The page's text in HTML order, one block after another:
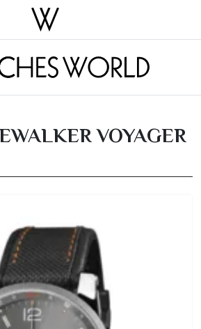
VOYAGER